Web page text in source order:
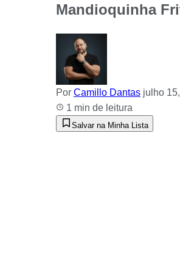
Mandioquinha
Por Camillo Dantas julho
1 min de leitura
Salvar na Minha Lista